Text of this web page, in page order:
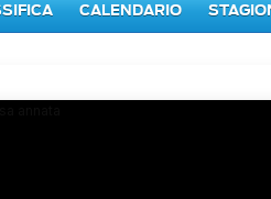
CALENDARIO